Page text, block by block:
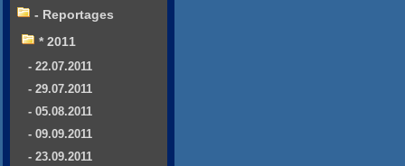
- Reportages
* 2011
- 22.07.2011
- 29.07.2011
- 05.08.2011
- 09.09.2011
- 23.09.2011